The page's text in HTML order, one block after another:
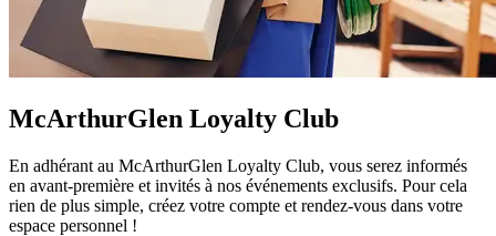
McArthurGlen Loyalty Club
En adhérant au McArthurGlen Loyalty Club, vous serez informés
en avant-première et invités à nos événements exclusifs. Pour cela
rien de plus simple, créez votre compte et rendez-vous dans votre
espace personnel !